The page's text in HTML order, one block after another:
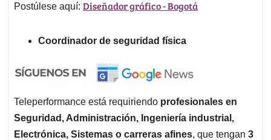
Postúlese aquí: Diseñador gráfico - Bogotá
Coordinador de seguridad física
Teleperformance está requiriendo profesionales en
Seguridad, Administración, Ingeniería industrial,
Electrónica, Sistemas o carreras afines, que tengan 3